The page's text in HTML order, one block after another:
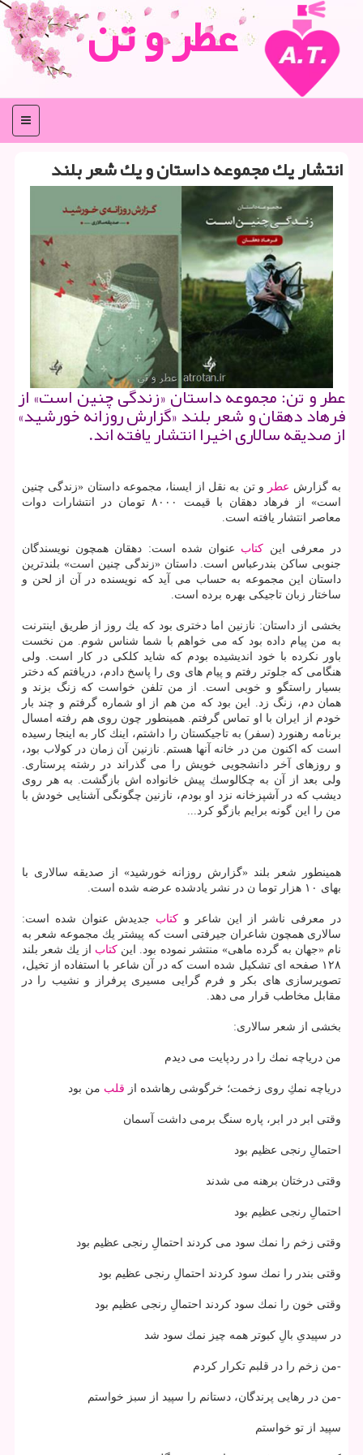
عطر و تن
منو
انتشار یك مجموعه داستان و یك شعر بلند
عطر و تن: مجموعه داستان «زندگی چنین است» از
فرهاد دهقان و شعر بلند «گزارش روزانه خورشید»
از صدیقه سالاری اخیرا انتشار یافته اند.
به گزارش عطر و تن به نقل از ایسنا، مجموعه داستان «زندگی چنین
است» از فرهاد دهقان با قیمت ۸۰۰۰ تومان در انتشارات دوات
معاصر انتشار یافته است.
در معرفی این كتاب عنوان شده است: دهقان همچون نویسندگان
جنوبی ساكن بندرعباس است. داستان «زندگی چنین است» بلندترین
داستان این مجموعه به حساب می آید كه نویسنده در آن از لحن و
ساختار زبان تاجیكی بهره برده است.
بخشی از داستان: نازنین اما دختری بود كه یك روز از طریق اینترنت
به من پیام داده بود كه می خواهم با شما شناس شوم. من نخست
باور نكرده با خود اندیشیده بودم كه شاید كلكی در كار است. ولی
هنگامی كه جلوتر رفتم و پیام های وی را پاسخ دادم، دریافتم كه دختر
بسیار راستگو و خوبی است. از من تلفن خواست كه زنگ بزند و
همان دم، زنگ زد. این بود كه من هم از او شماره گرفتم و چند بار
خودم از ایران با او تماس گرفتم. همینطور چون روی هم رفته امسال
برنامه رهنورد (سفر) به تاجیكستان را داشتم، اینك كار به اینجا رسیده
است كه اكنون من در خانه آنها هستم. نازنین آن زمان در كولاب بود،
و روزهای آخر دانشجویی خویش را می گذراند در رشته پرستاری.
ولی بعد از آن به چكالوسك پیش خانواده اش بازگشت. به هر روی
دیشب كه در آشپزخانه نزد او بودم، نازنین چگونگی آشنایی خودش با
من را این گونه برایم بازگو كرد...
همینطور شعر بلند «گزارش روزانه خورشید» از صدیقه سالاری با
بهای ۱۰ هزار توما ن در نشر یادشده عرضه شده است.
در معرفی ناشر از این شاعر و كتاب جدیدش عنوان شده است:
سالاری همچون شاعران جیرفتی است كه پیشتر یك مجموعه شعر به
نام «جهان به گرده ماهی» منتشر نموده بود. این كتاب از یك شعر بلند
۱۲۸ صفحه ای تشكیل شده است كه در آن شاعر با استفاده از تخیل،
تصویرسازی های بكر و فرم گرایی مسیری پرفراز و نشیب را در
مقابل مخاطب قرار می دهد.
بخشی از شعر سالاری:
من دریاچه­ نمك را در ردپایت می­ دیدم
دریاچه­ نمكِ روی زخمت؛ خرگوشی رهاشده از قلب من بود
وقتی ابر در ابر، پاره سنگ برمی­ داشت آسمان
احتمالِ رنجی عظیم بود
وقتی درختان برهنه می­ شدند
احتمالِ رنجی عظیم بود
وقتی زخم را نمك سود می­ كردند احتمالِ رنجی عظیم بود
وقتی بندر را نمك سود كردند احتمالِ رنجی عظیم بود
وقتی خون را نمك سود كردند احتمالِ رنجی عظیم بود
در سپیدیِ بالِ كبوتر همه چیز نمك سود شد
-من زخم را در قلبم تكرار كردم
-من در رهایی پرندگان، دستانم را سپید از سبز خواستم
سپید از تو خواستم